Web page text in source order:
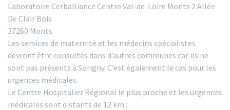
Laboratoire Cerballiance Centre Val-de-Loire Monts 2 Allée
De Clair Bois
37260 Monts
Les services de maternité et les médecins spécialistes
devront être consultés dans d’autres communes car ils ne
sont pas présents à Sorigny. C’est également le cas pour les
urgences médicales.
Le Centre Hospitalier Régional le plus proche et les urgences
médicales sont distants de 12 km :